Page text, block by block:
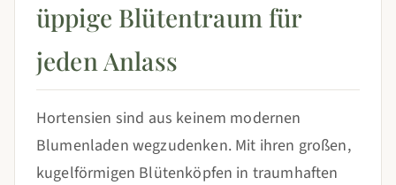
üppige Blütentraum für
jeden Anlass
Hortensien sind aus keinem modernen
Blumenladen wegzudenken. Mit ihren großen,
kugelförmigen Blütenköpfen in traumhaften